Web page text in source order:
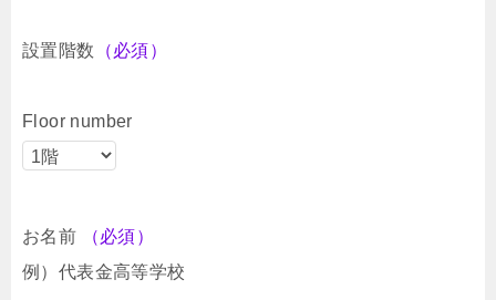
設置階数 （必須）
Floor number
お名前
（必須）
例）代表金高等学校